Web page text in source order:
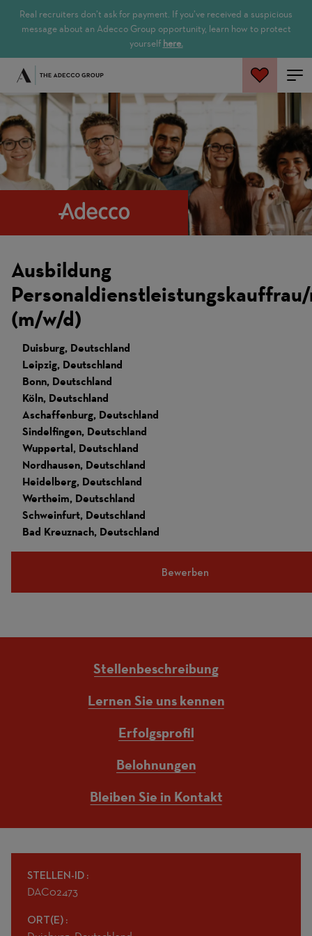
Real recruiters don’t ask for payment. If you’ve received a suspicious
message about an Adecco Group opportunity, learn how to protect
yourself here.
Jetzt suchen
Ausbildung
(m/w/d)
Duisburg, Deutschland
Leipzig, Deutschland
Bonn, Deutschland
Köln, Deutschland
Aschaffenburg, Deutschland
Sindelfingen, Deutschland
Wuppertal, Deutschland
Nordhausen, Deutschland
Heidelberg, Deutschland
Wertheim, Deutschland
Schweinfurt, Deutschland
Bad Kreuznach, Deutschland
Bewerben
Stellenbeschreibung
Lernen Sie uns kennen
Erfolgsprofil
Belohnungen
Bleiben Sie in Kontakt
STELLEN-ID
DAC02473
ORT(E)